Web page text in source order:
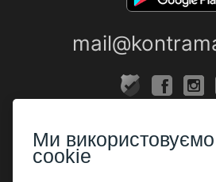
Каси
Ми
cookie